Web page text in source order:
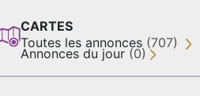
CARTES
Toutes les annonces (707)
Annonces du jour (0)